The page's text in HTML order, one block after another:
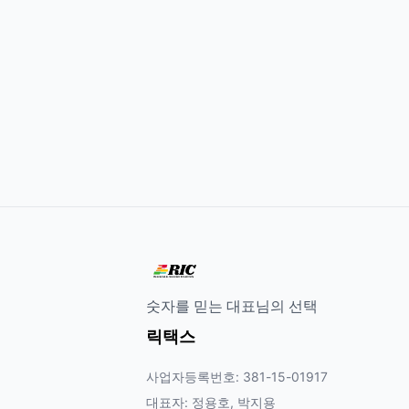
숫자를 믿는 대표님의 선택
릭택스
사업자등록번호: 381-15-01917
대표자: 정용호, 박지용